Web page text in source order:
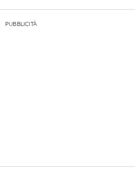
PUBBLICITÀ